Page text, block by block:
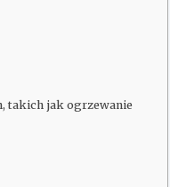
takich jak ogrzewanie